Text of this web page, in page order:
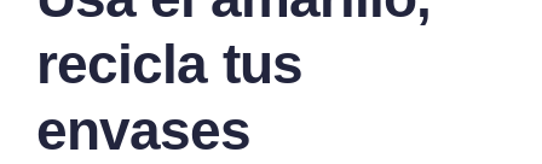
recicla tus
envases